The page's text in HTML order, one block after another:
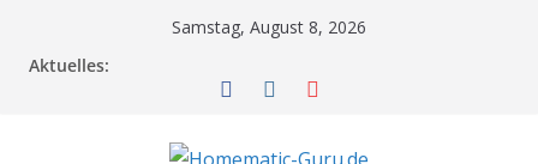
Samstag, August 8, 2026
Aktuelles: